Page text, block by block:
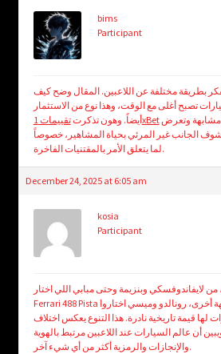
bims
Participant
بطريقة مختلفة عن اللاعبين. المقال وضح كيف
تصبح أغلى مع الوقت، وهذا نوع من الاستثمار
أيضاً. وهون تذكرتتقييمات 1xBetاللي تركز على قوائم مشابهة وتعرض
الجانب غير المرئي بحياة المشاهير، خصوصاً
لما يتعلق الأمر بالمقتنيات الفاخرة.
December 24, 2025 at 6:05 am
kosia
Participant
من لايفاندوفسكي وبنزيمة وحتى مبابي اللي اختار
Ferrari 488 Pista بسبب أدائها القوي. ومن جهة أخرى، رونالدو وميسي اختاروا
لها قيمة تاريخية نادرة. هذا التنوع يعكس اختلاف
أن عالم السيارات عند اللاعبين مرتبط بالهوية
والإنجازات والرمزية أكثر من أي شيء آخر.